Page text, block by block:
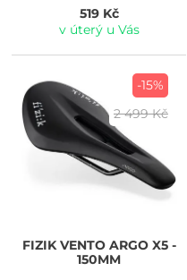
519 Kč
v úterý u Vás
-15%
2 499 Kč
FIZIKVENTO ARGO X5 -
150MM